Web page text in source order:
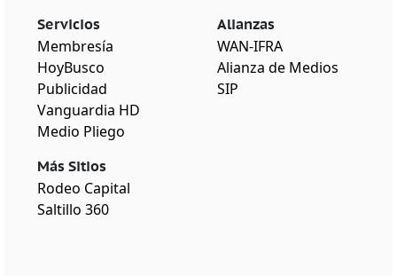
Servicios
Membresía
HoyBusco
Publicidad
Vanguardia HD
Medio Pliego
Más Sitios
Rodeo Capital
Saltillo 360
Alianzas
WAN-IFRA
Alianza de Medios
SIP